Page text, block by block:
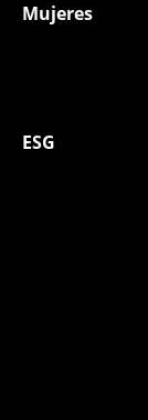
Mujeres
ESG